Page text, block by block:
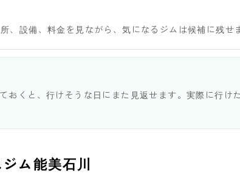
、設備、料金を見ながら、気になるジムは候補に残せ
おくと、行けそうな日にまた見返せます。実際に行け
ム能美石川